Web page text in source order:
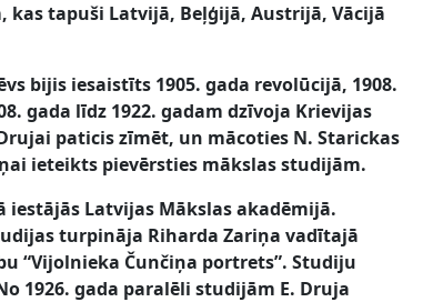
tapuši Latvijā, Beļģijā, Austrijā, Vācijā
bijis iesaistīts 1905. gada revolūcijā, 1908.
gada līdz 1922. gadam dzīvoja Krievijas
paticis zīmēt, un mācoties N. Starickas
ieteikts pievērsties mākslas studijām.
iestājās Latvijas Mākslas akadēmijā.
turpināja Riharda Zariņa vadītajā
“Vijolnieka Čunčiņa portrets”. Studiju
1926. gada paralēli studijām E. Druja